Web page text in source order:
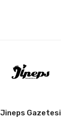
Jineps Gazetesi